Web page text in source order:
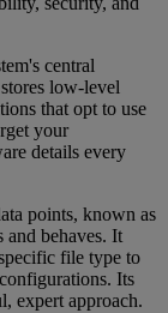
central
low-level
that opt to use
your
details every
points, known as
and behaves. It
file type to
Its
expert approach.